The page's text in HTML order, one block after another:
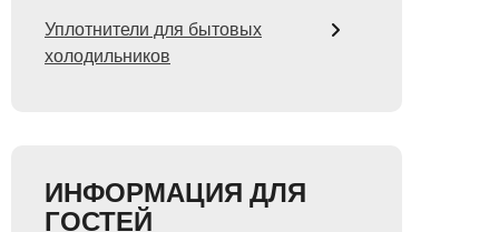
Уплотнители для бытовых
холодильников
ИНФОРМАЦИЯ ДЛЯ
ГОСТЕЙ